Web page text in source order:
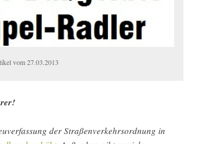
vom 27.03.2013
der Straßenverkehrsordnung in